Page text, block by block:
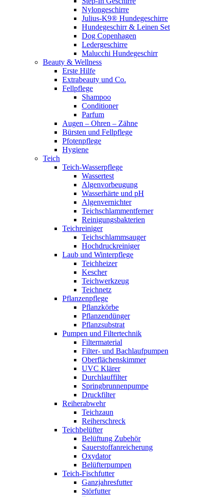
Nylongeschirre
Julius-K9® Hundegeschirre
Hundegeschirr & Leinen Set
Dog Copenhagen
Ledergeschirre
Malucchi Hundegeschirr
Beauty & Wellness
Erste Hilfe
Extrabeauty und Co.
Fellpflege
Shampoo
Conditioner
Parfum
Augen – Ohren – Zähne
Bürsten und Fellpflege
Pfotenpflege
Hygiene
Teich
Teich-Wasserpflege
Wassertest
Algenvorbeugung
Wasserhärte und pH
Algenvernichter
Teichschlammentferner
Reinigungsbakterien
Teichreiniger
Teichschlammsauger
Hochdruckreiniger
Laub und Winterpflege
Teichheizer
Kescher
Teichwerkzeug
Teichnetz
Pflanzenpflege
Pflanzkörbe
Pflanzendünger
Pflanzsubstrat
Pumpen und Filtertechnik
Filtermaterial
Filter- und Bachlaufpumpen
Oberflächenskimmer
UVC Klärer
Durchlauffilter
Springbrunnenpumpe
Druckfilter
Reiherabwehr
Teichzaun
Reiherschreck
Teichbelüfter
Belüftung Zubehör
Sauerstoffanreicherung
Oxydator
Belüfterpumpen
Teich-Fischfutter
Ganzjahresfutter
Störfutter